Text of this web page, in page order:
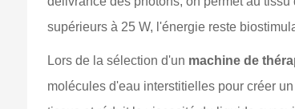
supérieurs à 25 W, l'énergie reste
Lors de la sélection d'un machine de
molécules d'eau interstitielles pour créer